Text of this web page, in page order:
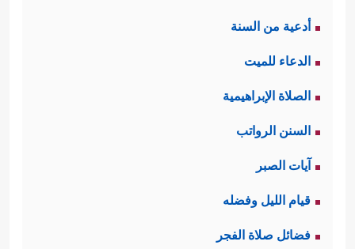
أدعية من السنة
الدعاء للميت
الصلاة الإبراهيمية
السنن الرواتب
آيات الصبر
قيام الليل وفضله
فضائل صلاة الفجر